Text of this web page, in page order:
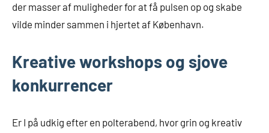
der masser af muligheder for at få pulsen op og skabe
vilde minder sammen i hjertet af København.
Kreative workshops og sjove
konkurrencer
Er I på udkig efter en polterabend, hvor grin og kreativ